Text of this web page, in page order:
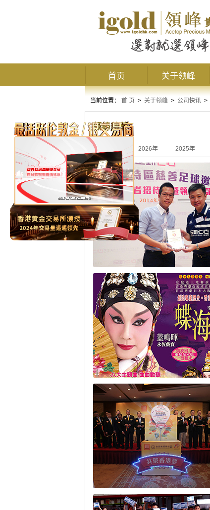
首页 关于领峰
当前位置： 首 页 > 关于领峰 > 公司快讯 >
领峰慈善
2026年 2025年